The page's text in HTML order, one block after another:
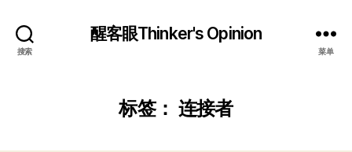
搜索
醒客眼Thinker's Opinion
菜单
标签： 连接者